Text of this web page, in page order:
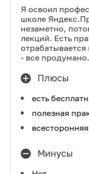
Я освоил
школе
незаметно,
лекций. Есть
- все продумано.
Плюсы
есть
полезная
Минусы